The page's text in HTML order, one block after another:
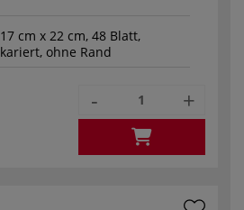
17 cm x 22 cm, 48 Blatt,
kariert, ohne Rand
- +